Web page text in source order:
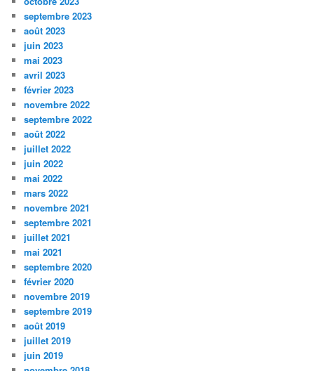
septembre 2023
août 2023
juin 2023
mai 2023
avril 2023
février 2023
novembre 2022
septembre 2022
août 2022
juillet 2022
juin 2022
mai 2022
mars 2022
novembre 2021
septembre 2021
juillet 2021
mai 2021
septembre 2020
février 2020
novembre 2019
septembre 2019
août 2019
juillet 2019
juin 2019